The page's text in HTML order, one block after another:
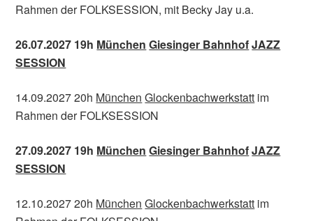
Rahmen der FOLKSESSION, mit Becky Jay u.a.
26.07.2027 19h München Giesinger BahnhofJAZZ
SESSION
14.09.2027 20h München Glockenbachwerkstatt im
Rahmen der FOLKSESSION
27.09.2027 19h München Giesinger BahnhofJAZZ
SESSION
12.10.2027 20h München Glockenbachwerkstatt im